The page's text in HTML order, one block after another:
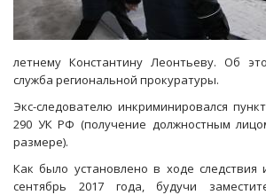
летнему Константину Леонтьеву. Об
служба региональной прокуратуры.
Экс-следователю инкриминировался
290 УК РФ (получение должностным
размере).
Как было установлено в ходе следствия
сентябрь 2017 года, будучи